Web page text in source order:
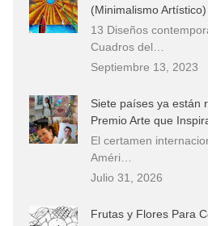
(Minimalismo Artístico)
13 Diseños
Cuadros del…
Septiembre 13, 2023
Siete países ya están
Premio Arte que
El certamen
Améri…
Julio 31, 2026
Frutas y Flores Para